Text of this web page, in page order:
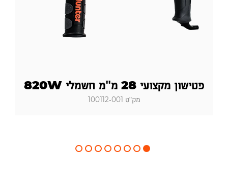
פטישון מקצועי 28 מ"מ חשמלי 820W
מק"ט 100112-001